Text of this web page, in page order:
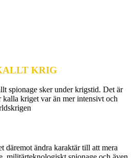
KRIG
spionage sker under krigstid. Det är
kalla kriget var än mer intensivt och
däremot ändra karaktär till att mera